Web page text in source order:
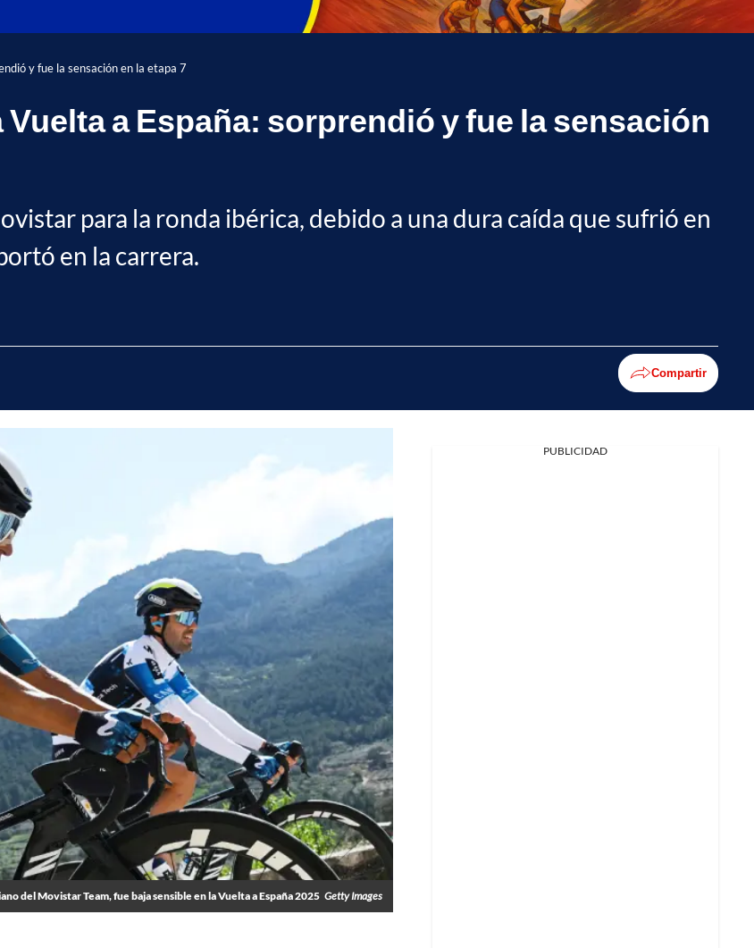
y fue la sensación en la etapa 7
a España: sorprendió y fue la sensación
para la ronda ibérica, debido a una dura caída que sufrió en
en la carrera.
Compartir
del Movistar Team, fue baja sensible en la Vuelta a España 2025 Getty Images
PUBLICIDAD